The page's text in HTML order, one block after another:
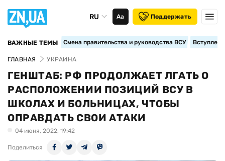
RU Аа Поддержать
ВАЖНЫЕ ТЕМЫ Смена правительства и руководства ВСУ
ГЛАВНАЯ УКРАИНА
ГЕНШТАБ: РФ ПРОДОЛЖАЕТ ЛГАТЬ О
РАСПОЛОЖЕНИИ ПОЗИЦИЙ ВСУ В
ШКОЛАХ И БОЛЬНИЦАХ, ЧТОБЫ
ОПРАВДАТЬ СВОИ АТАКИ
04 июня, 2022, 19:42
Поделиться